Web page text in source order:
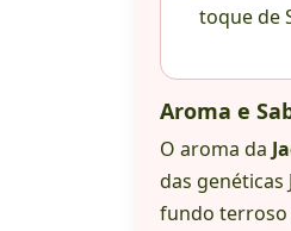
toque de
Aroma e
O aroma da
das
fundo terroso